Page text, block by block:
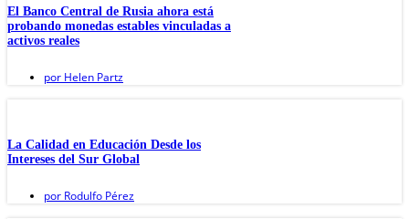
El Banco Central de Rusia ahora está
probando monedas estables vinculadas a
activos reales
por Helen Partz
La Calidad en Educación Desde los
Intereses del Sur Global
por Rodulfo Pérez